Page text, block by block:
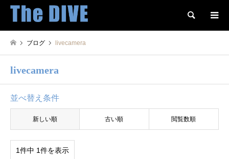
検索
ブログ livecamera
livecamera
並べ替え条件
新しい順 古い順 閲覧数順
1件中 1件を表示